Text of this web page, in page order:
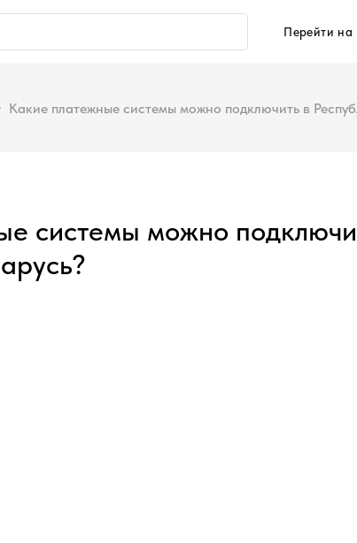
Перейти на
Какие платежные системы можно подключить в
системы можно